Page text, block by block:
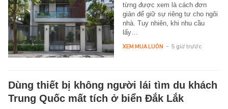
từng được xem là cách đơn
giản để giữ sự riêng tư cho ngôi
nhà. Tuy nhiên, khi nhu cầu
lấy…
XEM MUA LUÔN - 5 giờ trước
Dùng thiết bị không người lái tìm du khách
Trung Quốc mất tích ở biển Đắk Lắk